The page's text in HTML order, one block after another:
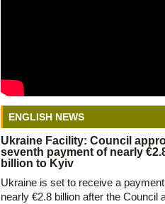
ENGLISH NEWS
Ukraine Facility: Council
seventh payment of nearly
billion to Kyiv
Ukraine is set to receive a
nearly €2.8 billion after the Council